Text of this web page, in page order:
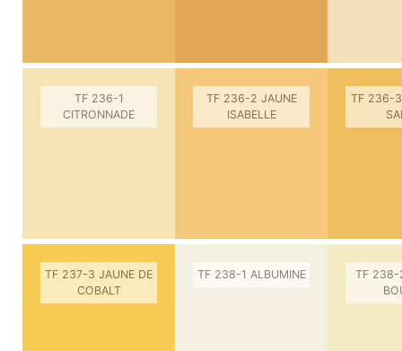
TF 236-1
CITRONNADE
TF 236-2 JAUNE
ISABELLE
TF 236-3
TF 237-3 JAUNE DE
COBALT
TF 238-1 ALBUMINE
TF 238-